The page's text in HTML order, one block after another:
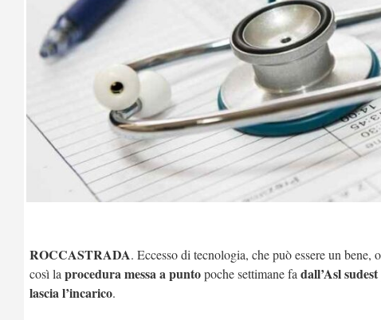
ROCCASTRADA. Eccesso di tecnologia, che può essere un bene, o
così la procedura messa a puntopoche settimane fa dall’Asl sudest
lascia l’incarico.